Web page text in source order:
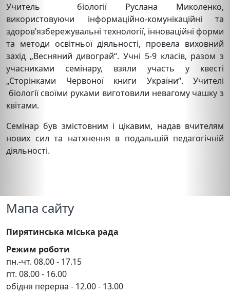
Учитель біології Руслана Миколенко,
використовуючи інформаційно-комунікаційні та
здоров’язбережувальні технології, інноваційні форми
та методи освітньої діяльності, провела виховний
захід „Весняний дивограй“. Учні 5-9 класів, разом з
учасниками семінару, взяли участь у квесті
„Сторінками Червоної книги України“. Учителі
біології своїми руками виготовили невагому чашку з
квітами.
Семінар був змістовним і цікавим, надав вчителям
нових сил та натхнення в подальшій педагогічній
діяльності.
Мапа сайту
Пирятинська міська рада
Режим роботи
пн.-чт. 08.00 - 17.15
пт. 08.00 - 16.00
обідня перерва - 12.00 - 13.00